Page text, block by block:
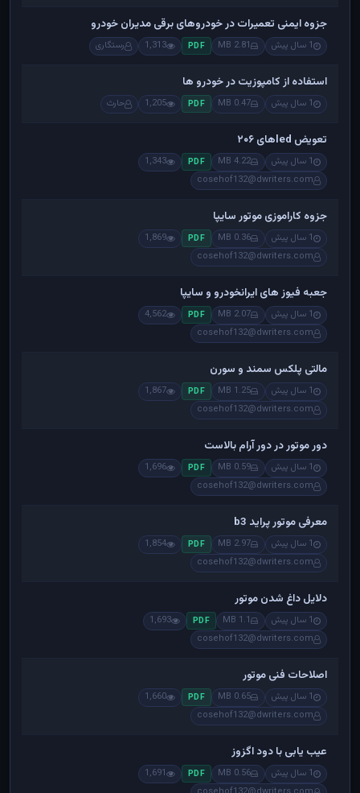
جزوه ایمنی تعمیرات در خودروهای برقی مدیران خودرو
1 سال پیش 2.81 MB
PDF
1,313 رستگاری
استفاده از کامپوزیت در خودرو ها
1 سال پیش 0.47 MB
PDF
1,205 حارث
تعویض ledهای ۲۰۶
1 سال پیش 4.22 MB
PDF
1,343
cosehof132@dwriters.com
جزوه کاراموزی موتور سایپا
1 سال پیش 0.36 MB
PDF
1,869
cosehof132@dwriters.com
جعبه فیوز های ایرانخودرو و سایپا
1 سال پیش 2.07 MB
PDF
4,562
cosehof132@dwriters.com
مالتی پلکس سمند و سورن
1 سال پیش 1.25 MB
PDF
1,867
cosehof132@dwriters.com
دور موتور در دور آرام بالاست
1 سال پیش 0.59 MB
PDF
1,696
cosehof132@dwriters.com
معرفی موتور پراید b3
1 سال پیش 2.97 MB
PDF
1,854
cosehof132@dwriters.com
دلایل داغ شدن موتور
1 سال پیش 1.1 MB
PDF
1,693
cosehof132@dwriters.com
اصلاحات فنی موتور
1 سال پیش 0.65 MB
PDF
1,660
cosehof132@dwriters.com
عیب یابی با دود اگزوز
1 سال پیش 0.56 MB
PDF
1,691